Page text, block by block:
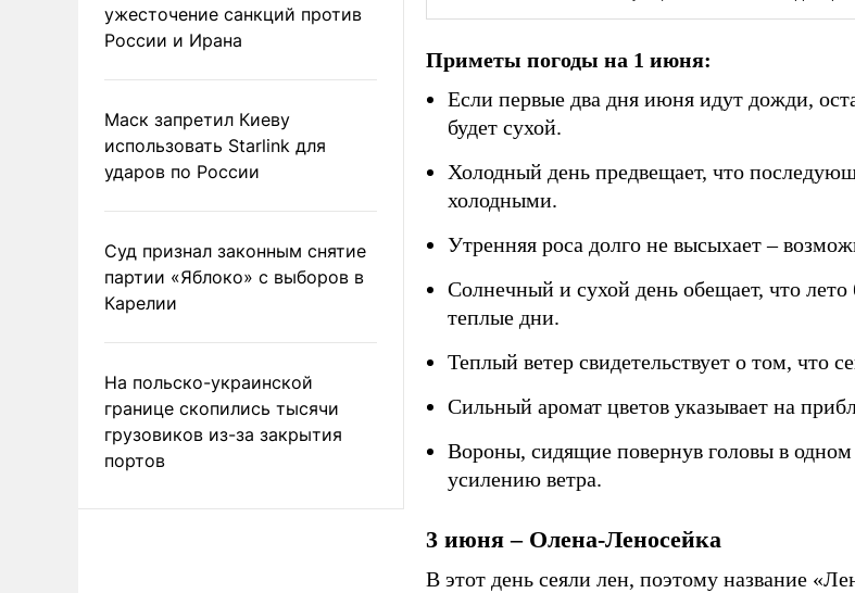
ужесточение санкций против
России и Ирана
Маск запретил Киеву
использовать Starlink для
ударов по России
Суд признал законным снятие
партии «Яблоко» с выборов в
Карелии
На польско-украинской
границе скопились тысячи
грузовиков из-за закрытия
портов
Приметы погоды на 1 июня:
Если первые два дня июня идут дожди,
будет сухой.
Холодный день предвещает, что
холодными.
Утренняя роса долго не высыхает –
Солнечный и сухой день обещает, что
теплые дни.
Теплый ветер свидетельствует о том, что
Сильный аромат цветов указывает на
Вороны, сидящие повернув головы в
усилению ветра.
3 июня – Олена-Леносейка
В этот день сеяли лен, поэтому название